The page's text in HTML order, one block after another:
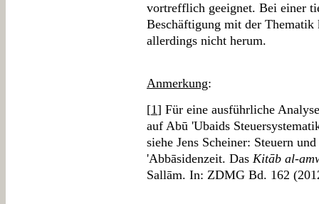
vortrefflich geeignet. Bei einer
Beschäftigung mit der
allerdings nicht herum.
Anmerkung:
[1] Für eine ausführliche
auf Abū 'Ubaids
siehe Jens Scheiner: Steuern
'Abbāsidenzeit. Das Kitāb al-
Sallām. In: ZDMG Bd. 162